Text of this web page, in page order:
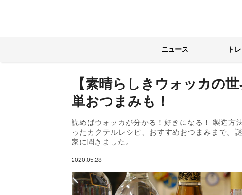
ニュース ト
【素晴らしきウォッカの
単おつまみも！
読めばウォッカが分かる！好きになる！ 製造方
ったカクテルレシピ、おすすめおつまみまで。
家に聞きました。
2020.05.28